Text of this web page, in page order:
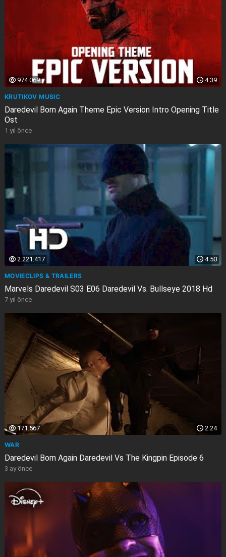
4:39
974.069
KRUTIKOV MUSIC
Daredevil Born Again Theme Epic Version Intro Opening Title
Ost
1 yıl önce
4:50
2.221.417
MOVIECLIPS & TRAILERS
Marvels Daredevil S03 E06 Daredevil Vs. Bullseye 2018 Hd
7 yıl önce
2:24
171.567
WAR
Daredevil Born Again Daredevil Vs The Kingpin Episode 6
3 ay önce